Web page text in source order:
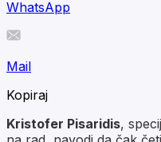
WhatsApp
Mail
Kopiraj
Kristofer Pisaridis,